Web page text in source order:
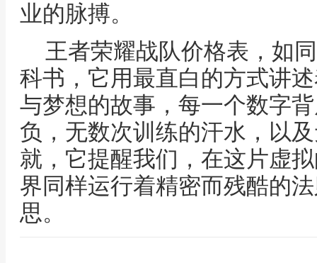
业的脉搏。
王者荣耀战队价格表，如
科书，它用最直白的方式讲
与梦想的故事，每一个数字
负，无数次训练的汗水，以
就，它提醒我们，在这片虚
界同样运行着精密而残酷的
思。